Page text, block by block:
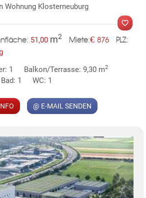
Wohnung Klosterneuburg
51,00 m2 Miete:€ 876 PLZ:
1 Balkon/Terrasse: 9,30 m2
Bad: 1 WC: 1
@ E-MAIL SENDEN